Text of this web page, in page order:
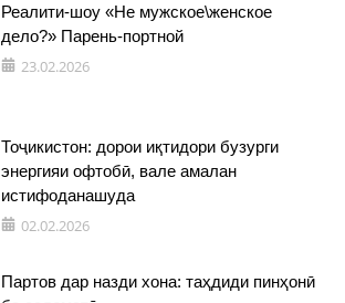
Реалити-шоу «Не мужское\женское
дело?» Парень-портной
23.02.2026
Тоҷикистон: дорои иқтидори бузурги
энергияи офтобӣ, вале амалан
истифоданашуда
02.02.2026
Партов дар назди хона: таҳдиди пинҳонӣ